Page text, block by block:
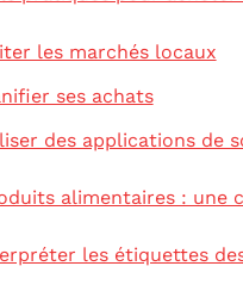
les marchés locaux
ses achats
des applications de
alimentaires : une
les étiquettes